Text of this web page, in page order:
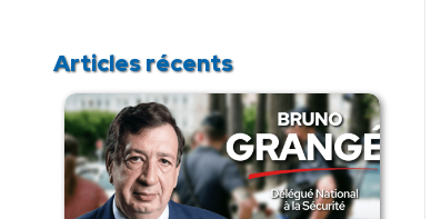
Articles récents